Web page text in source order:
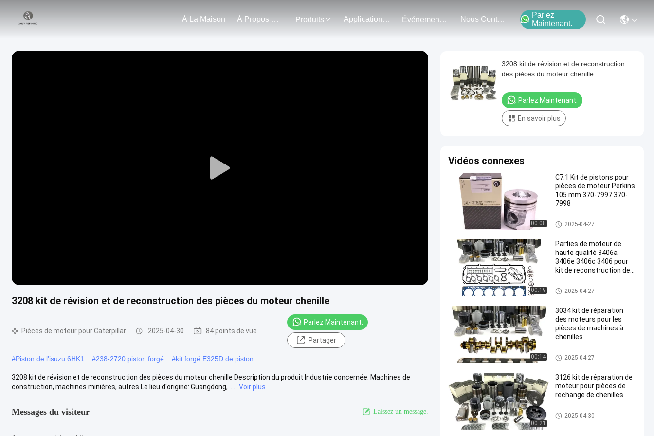
À La Maison À Propos De Nous Produits Application Du Projet Événements Nous Contacter
Parlez
Maintenant.
Play
3208 kit de révision et de reconstruction des pièces du moteur chenille
Pièces de moteur pour Caterpillar 2025-04-30 84 points de vue
Parlez Maintenant.
Partager
#Piston de l'isuzu 6HK1 #238-2720 piston forgé #kit forgé E325D de piston
3208 kit de révision et de reconstruction des pièces du moteur chenille Description du produit Industrie concernée: Machines de
construction, machines minières, autres Le lieu d'origine: Guangdong, .....
Voir plus
Messages du visiteur Laissez un message.
3208 kit de révision et de reconstruction
des pièces du moteur chenille
Parlez Maintenant.
En savoir plus
Vidéos connexes
00:08
C7.1 Kit de pistons pour
pièces de moteur Perkins
105 mm 370-7997 370-
7998
Pièces de moteur pour Caterpil
lar
2025-04-27
00:19
Parties de moteur de
haute qualité 3406a
3406e 3406c 3406 pour
kit de reconstruction de
Pièces de moteur pour Caterpil
lar
2025-04-27
00:14
3034 kit de réparation
des moteurs pour les
pièces de machines à
chenilles
Pièces de moteur pour Caterpil
lar
2025-04-27
00:21
3126 kit de réparation de
moteur pour pièces de
rechange de chenilles
Pièces de moteur pour Caterpil
lar
2025-04-30